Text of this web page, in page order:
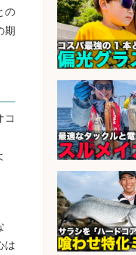
の
期
コ
は
会社名 酒
日払いOK
「堺市堺区
祝金10万円
組立/堺市
会社名
パー
ーズ
日払いOK
「堺市堺区
いOK・入